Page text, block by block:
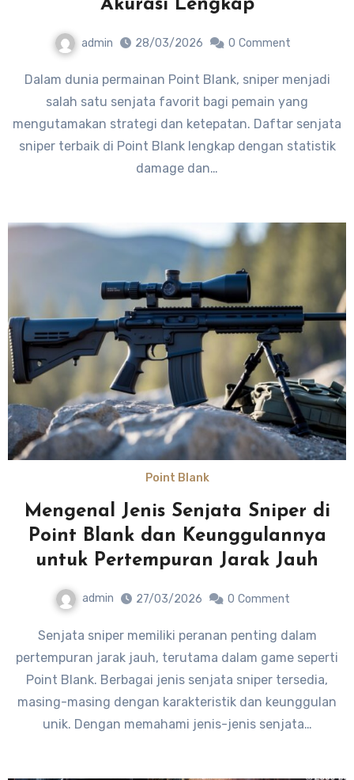
Akurasi Lengkap
admin 28/03/2026 0 Comment
Dalam dunia permainan Point Blank, sniper menjadi
salah satu senjata favorit bagi pemain yang
mengutamakan strategi dan ketepatan. Daftar senjata
sniper terbaik di Point Blank lengkap dengan statistik
damage dan…
Point Blank
Mengenal Jenis Senjata Sniper di
Point Blank dan Keunggulannya
untuk Pertempuran Jarak Jauh
admin 27/03/2026 0 Comment
Senjata sniper memiliki peranan penting dalam
pertempuran jarak jauh, terutama dalam game seperti
Point Blank. Berbagai jenis senjata sniper tersedia,
masing-masing dengan karakteristik dan keunggulan
unik. Dengan memahami jenis-jenis senjata…